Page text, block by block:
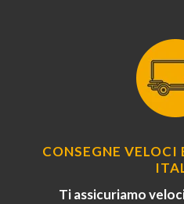
CONSEGNE
Ti assicuriamo